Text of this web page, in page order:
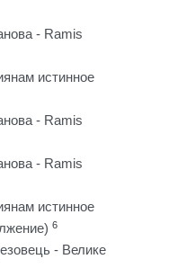
- Ramis
истинное
- Ramis
- Ramis
истинное
6
- Велике